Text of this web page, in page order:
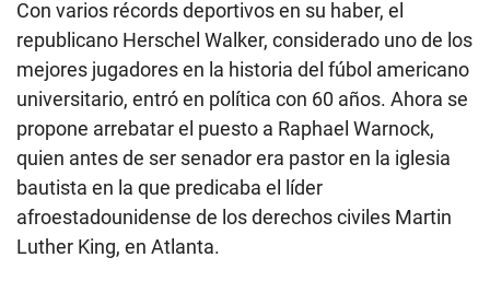
Con varios récords deportivos en su haber, el
republicano Herschel Walker, considerado uno de los
mejores jugadores en la historia del fúbol americano
universitario, entró en política con 60 años. Ahora se
propone arrebatar el puesto a Raphael Warnock,
quien antes de ser senador era pastor en la iglesia
bautista en la que predicaba el líder
afroestadounidense de los derechos civiles Martin
Luther King, en Atlanta.